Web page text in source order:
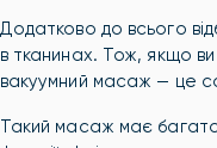
Додатково до всього
в тканинах. Тож, якщо
вакуумний масаж — це
Такий масаж має багато